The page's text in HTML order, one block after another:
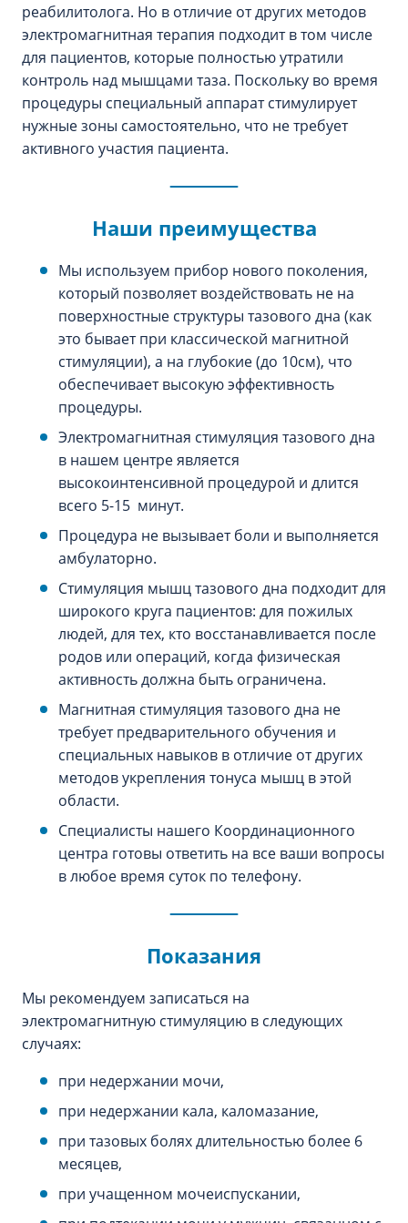
реабилитолога. Но в отличие от других методов
электромагнитная терапия подходит в том числе
для пациентов, которые полностью утратили
контроль над мышцами таза. Поскольку во время
процедуры специальный аппарат стимулирует
нужные зоны самостоятельно, что не требует
активного участия пациента.
Наши преимущества
Мы используем прибор нового поколения,
который позволяет воздействовать не на
поверхностные структуры тазового дна (как
это бывает при классической магнитной
стимуляции), а на глубокие (до 10см), что
обеспечивает высокую эффективность
процедуры.
Электромагнитная стимуляция тазового дна
в нашем центре является
высокоинтенсивной процедурой и длится
всего 5-15 минут.
Процедура не вызывает боли и выполняется
амбулаторно.
Стимуляция мышц тазового дна подходит для
широкого круга пациентов: для пожилых
людей, для тех, кто восстанавливается после
родов или операций, когда физическая
активность должна быть ограничена.
Магнитная стимуляция тазового дна не
требует предварительного обучения и
специальных навыков в отличие от других
методов укрепления тонуса мышц в этой
области.
Специалисты нашего Координационного
центра готовы ответить на все ваши вопросы
в любое время суток по телефону.
Показания
Мы рекомендуем записаться на
электромагнитную стимуляцию в следующих
случаях:
при недержании мочи,
при недержании кала, каломазание,
при тазовых болях длительностью более 6
месяцев,
при учащенном мочеиспускании,